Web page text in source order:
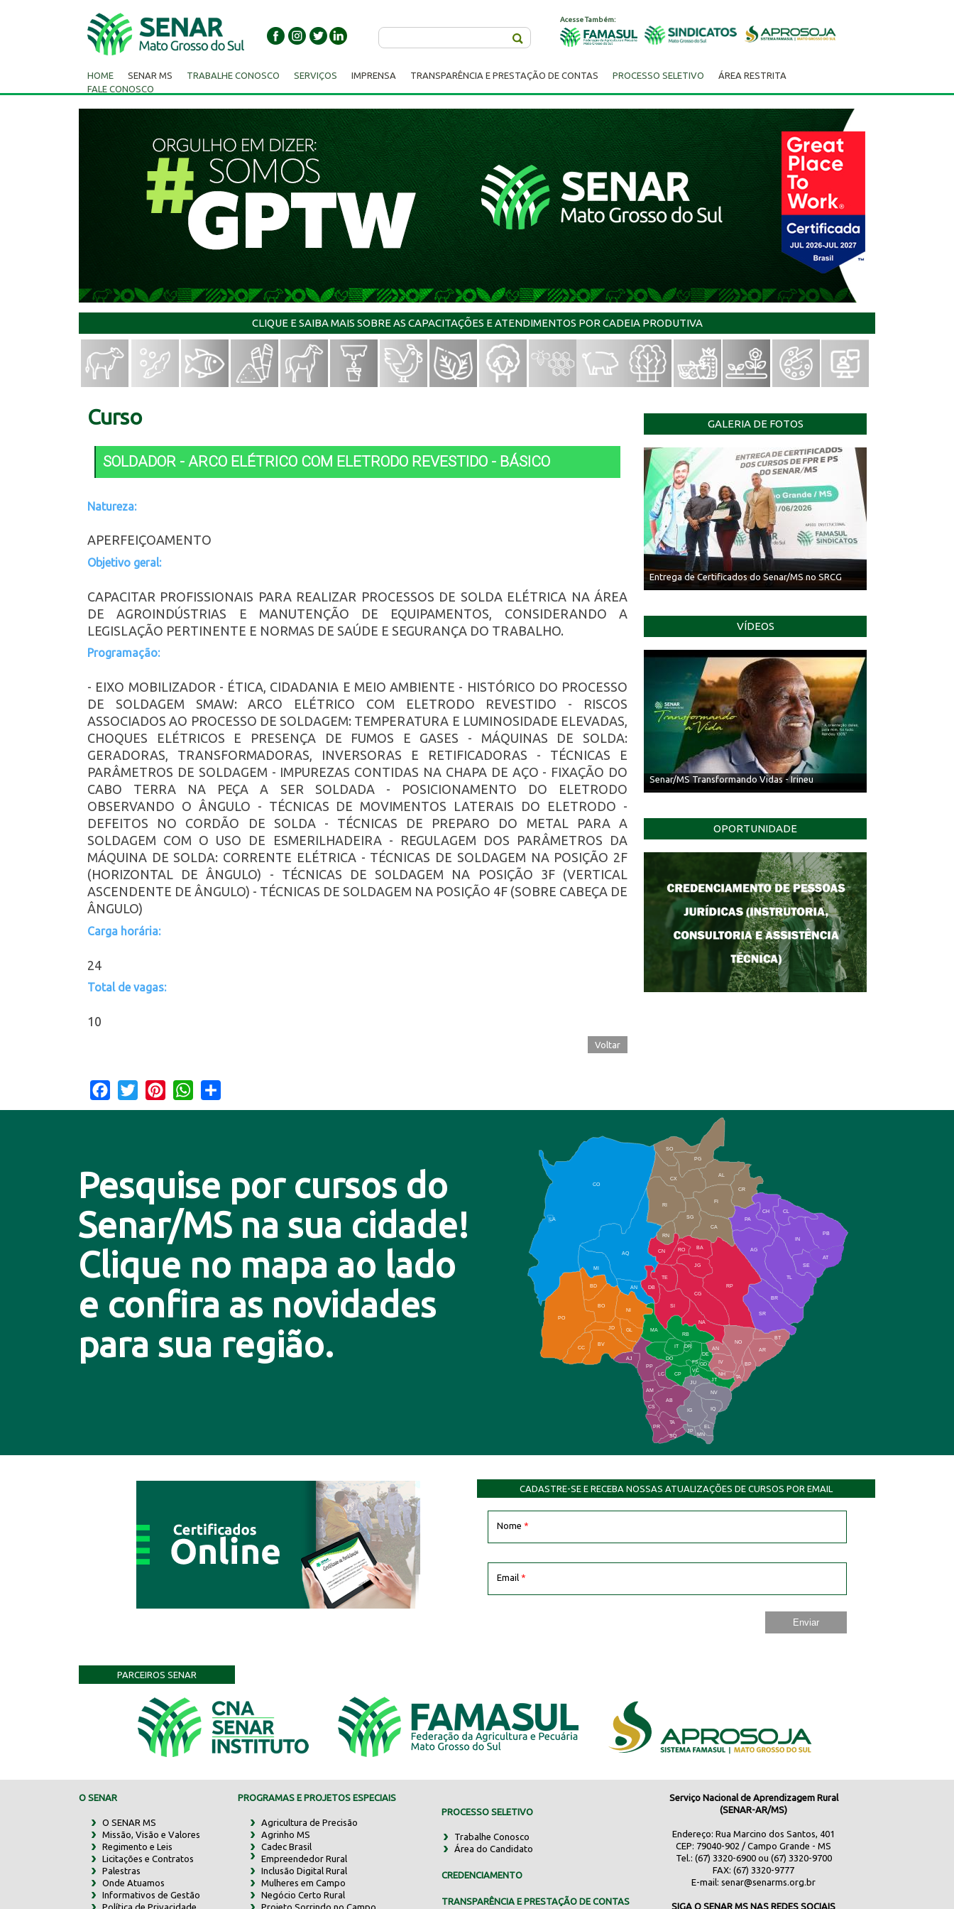
Acesse Também:
HOME SENAR MS TRABALHE CONOSCO SERVIÇOS IMPRENSA TRANSPARÊNCIA E PRESTAÇÃO DE CONTAS PROCESSO SELETIVO
ÁREA RESTRITA
FALE CONOSCO
CLIQUE E SAIBA MAIS SOBRE AS CAPACITAÇÕES E ATENDIMENTOS POR CADEIA PRODUTIVA
GALERIA DE FOTOS
Entrega de Certificados do Senar/MS no SRCG
VÍDEOS
Senar/MS Transformando Vidas - Irineu
OPORTUNIDADE
Curso
SOLDADOR - ARCO ELÉTRICO COM ELETRODO REVESTIDO - BÁSICO
Natureza:
APERFEIÇOAMENTO
Objetivo geral:
CAPACITAR PROFISSIONAIS PARA REALIZAR PROCESSOS DE SOLDA ELÉTRICA NA ÁREA
DE AGROINDÚSTRIAS E MANUTENÇÃO DE EQUIPAMENTOS, CONSIDERANDO A
LEGISLAÇÃO PERTINENTE E NORMAS DE SAÚDE E SEGURANÇA DO TRABALHO.
Programação:
- EIXO MOBILIZADOR - ÉTICA, CIDADANIA E MEIO AMBIENTE - HISTÓRICO DO PROCESSO
DE SOLDAGEM SMAW: ARCO ELÉTRICO COM ELETRODO REVESTIDO - RISCOS
ASSOCIADOS AO PROCESSO DE SOLDAGEM: TEMPERATURA E LUMINOSIDADE ELEVADAS,
CHOQUES ELÉTRICOS E PRESENÇA DE FUMOS E GASES - MÁQUINAS DE SOLDA:
GERADORAS, TRANSFORMADORAS, INVERSORAS E RETIFICADORAS - TÉCNICAS E
PARÂMETROS DE SOLDAGEM - IMPUREZAS CONTIDAS NA CHAPA DE AÇO - FIXAÇÃO DO
CABO TERRA NA PEÇA A SER SOLDADA - POSICIONAMENTO DO ELETRODO
OBSERVANDO O ÂNGULO - TÉCNICAS DE MOVIMENTOS LATERAIS DO ELETRODO -
DEFEITOS NO CORDÃO DE SOLDA - TÉCNICAS DE PREPARO DO METAL PARA A
SOLDAGEM COM O USO DE ESMERILHADEIRA - REGULAGEM DOS PARÂMETROS DA
MÁQUINA DE SOLDA: CORRENTE ELÉTRICA - TÉCNICAS DE SOLDAGEM NA POSIÇÃO 2F
(HORIZONTAL DE ÂNGULO) - TÉCNICAS DE SOLDAGEM NA POSIÇÃO 3F (VERTICAL
ASCENDENTE DE ÂNGULO) - TÉCNICAS DE SOLDAGEM NA POSIÇÃO 4F (SOBRE CABEÇA DE
ÂNGULO)
Carga horária:
24
Total de vagas:
10
Voltar
Facebook
Twitter PinterestWhatsApp
Pesquise por cursos do
Senar/MS na sua cidade!
Clique no mapa ao lado
e confira as novidades
para sua região.
CO
AQ
MI
AN
CX
RI
AL
CR
FI
SG
BA
CA
PA
CH CL
PB
SE
TL
AG
BR
SR
BT
AR
RP
RO
JG
CG
SI
NA
TA
NH
JT
RB
MA
IT
DR
DO
CP
JU
NV
IQ
EL
BD
BO
NI
JD
PO
BV
CC
PP
AJ
LC
AM
AB
JP
DB
TE
CS
PR
TA
SQ
IG
MN
IN
NO
BP
RN
CN
GL
AN
IV
FS
VC
GD
DE
AT
PG
SO
LA
CADASTRE-SE E RECEBA NOSSAS ATUALIZAÇÕES DE CURSOS POR EMAIL
Nome *
Email *
PARCEIROS SENAR
O SENAR
O SENAR MS
Missão, Visão e Valores
Regimento e Leis
Licitações e Contratos
Palestras
Onde Atuamos
Informativos de Gestão
Política de Privacidade
PROGRAMAS E PROJETOS ESPECIAIS
Agricultura de Precisão
Agrinho MS
Cadec Brasil
Empreendedor Rural
Inclusão Digital Rural
Mulheres em Campo
Negócio Certo Rural
Projeto Sorrindo no Campo
PROCESSO SELETIVO
Trabalhe Conosco
Área do Candidato
CREDENCIAMENTO
TRANSPARÊNCIA E PRESTAÇÃO DE CONTAS
Serviço Nacional de Aprendizagem Rural
(SENAR-AR/MS)
Endereço: Rua Marcino dos Santos, 401
CEP: 79040-902 / Campo Grande - MS
Tel.: (67) 3320-6900 ou (67) 3320-9700
FAX: (67) 3320-9777
E-mail:senar@senarms.org.br
SIGA O SENAR MS NAS REDES SOCIAIS